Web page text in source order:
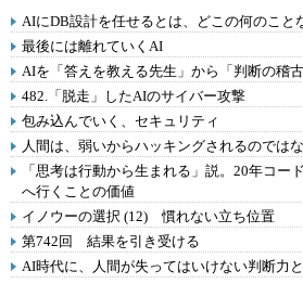
AIにDB設計を任せるとは、どこの何のこと
最後には離れていくAI
AIを「答えを教える先生」から「判断の稽
482.「脱走」したAIのサイバー攻撃
包み込んでいく、セキュリティ
人間は、弱いからハッキングされるのでは
「思考は行動から生まれる」説。20年コー
へ行くことの価値
イノウーの選択 (12) 慣れない立ち位置
第742回 結果を引き受ける
AI時代に、人間が失ってはいけない判断力